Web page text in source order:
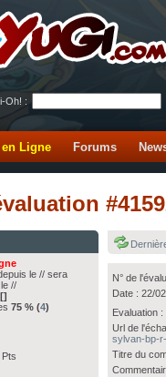
Oh! :
Ligne Forums
le // sera
//
[]
75 % (4)
N° de
Date : 22/
Evaluation :
Url de
sylvan-bp-
Titre du